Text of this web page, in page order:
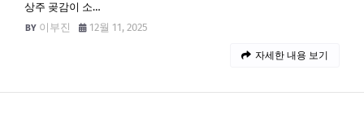
상주 곶감이 소…
이부진
12월 11, 2025
자세한 내용 보기